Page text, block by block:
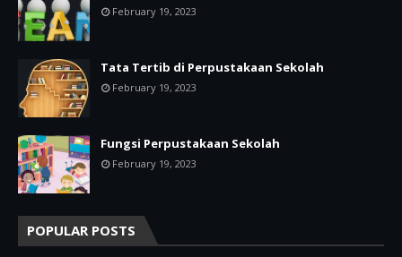
February 19, 2023
Tata Tertib di Perpustakaan Sekolah
February 19, 2023
Fungsi Perpustakaan Sekolah
February 19, 2023
POPULAR POSTS